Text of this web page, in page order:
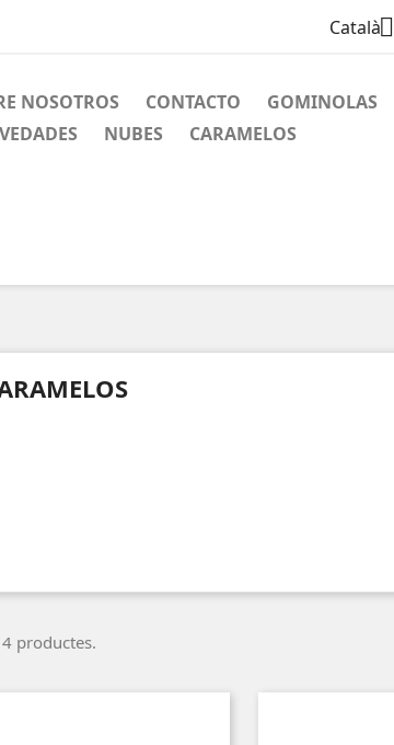
Català
NOSOTROS CONTACTO GOMINOLAS
NUBES CARAMELOS
productes.